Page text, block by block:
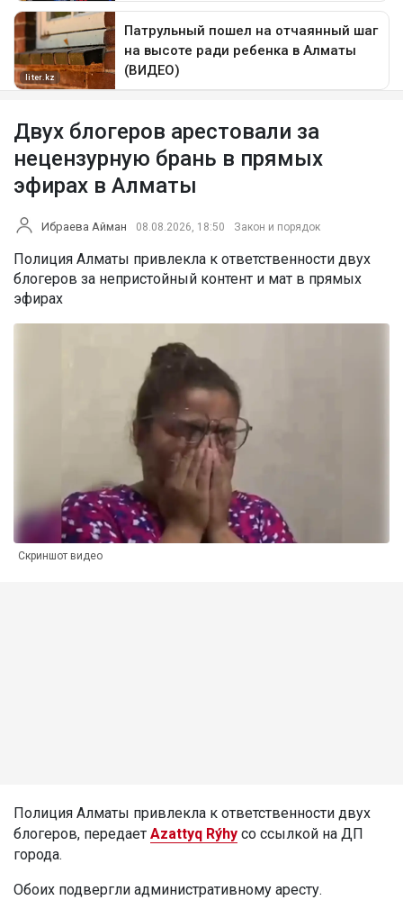
Двух блогеров арестовали за
нецензурную брань в прямых
эфирах в Алматы
Ибраева Айман 08.08.2026, 18:50 Закон и порядок
Полиция Алматы привлекла к ответственности двух
блогеров за непристойный контент и мат в прямых
эфирах
Скриншот видео
Полиция Алматы привлекла к ответственности двух
блогеров, передает Azattyq Rýhy со ссылкой на ДП
города.
Обоих подвергли административному аресту.